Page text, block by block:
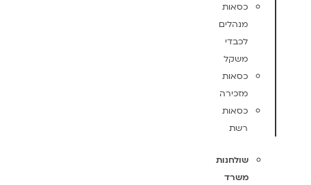
כסאות
מנהלים
לכבדי
משקל
כסאות
מזכירה
כסאות
רשת
שולחנות
משרד